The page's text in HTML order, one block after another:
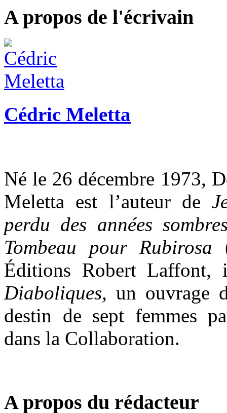
A propos de l'écrivain
Cédric Meletta
Né le 26 décembre 1973,
Meletta est l’auteur de
perdu des années
Tombeau pour Rubirosa
Éditions Robert
Diaboliques, un ouvrage
destin de sept femmes
dans la Collaboration.
A propos du rédacteur